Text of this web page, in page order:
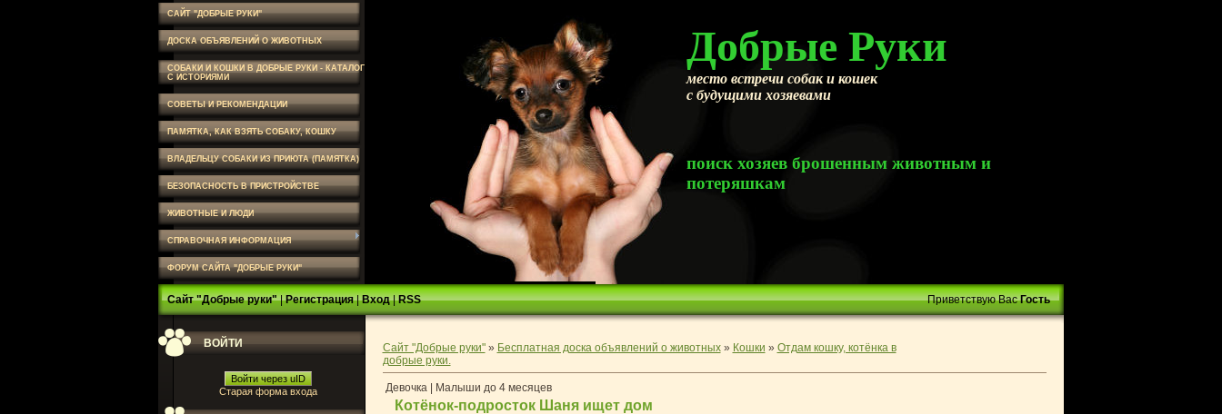
САЙТ "ДОБРЫЕ РУКИ"
ДОСКА ОБЪЯВЛЕНИЙ О ЖИВОТНЫХ
СОБАКИ И КОШКИ В ДОБРЫЕ РУКИ - КАТАЛОГ
С ИСТОРИЯМИ
СОВЕТЫ И РЕКОМЕНДАЦИИ
ПАМЯТКА, КАК ВЗЯТЬ СОБАКУ, КОШКУ
ВЛАДЕЛЬЦУ СОБАКИ ИЗ ПРИЮТА (ПАМЯТКА)
БЕЗОПАСНОСТЬ В ПРИСТРОЙСТВЕ
ЖИВОТНЫЕ И ЛЮДИ
СПРАВОЧНАЯ ИНФОРМАЦИЯ
ФОРУМ САЙТА "ДОБРЫЕ РУКИ"
Добрые Руки
место встречи собак и кошек
с будущими хозяевами
поиск хозяев брошенным животным и
потеряшкам
Сайт "Добрые руки"|Регистрация|Вход|RSS Приветствую Вас Гость
ВОЙТИ
Войти через uID
Старая форма входа
Сайт "Добрые руки"» Бесплатная доска объявлений о животных» Кошки » Отдам кошку, котёнка в
добрые руки.
Девочка | Малыши до 4 месяцев
Котёнок-подросток Шаня ищет дом